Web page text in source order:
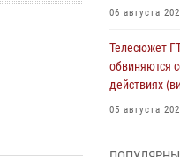
06 августа
Телесюжет
обвиняются
действиях
05 августа